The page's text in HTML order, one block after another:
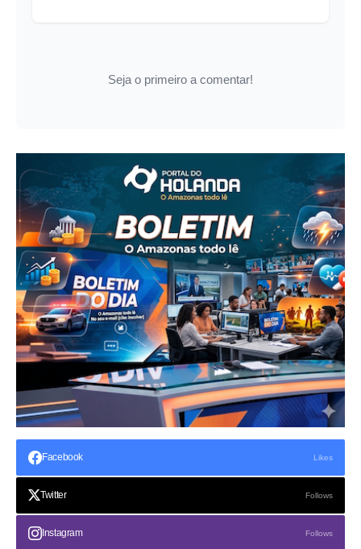
Seja o primeiro a comentar!
Facebook Likes
Twitter Follows
Instagram Follows